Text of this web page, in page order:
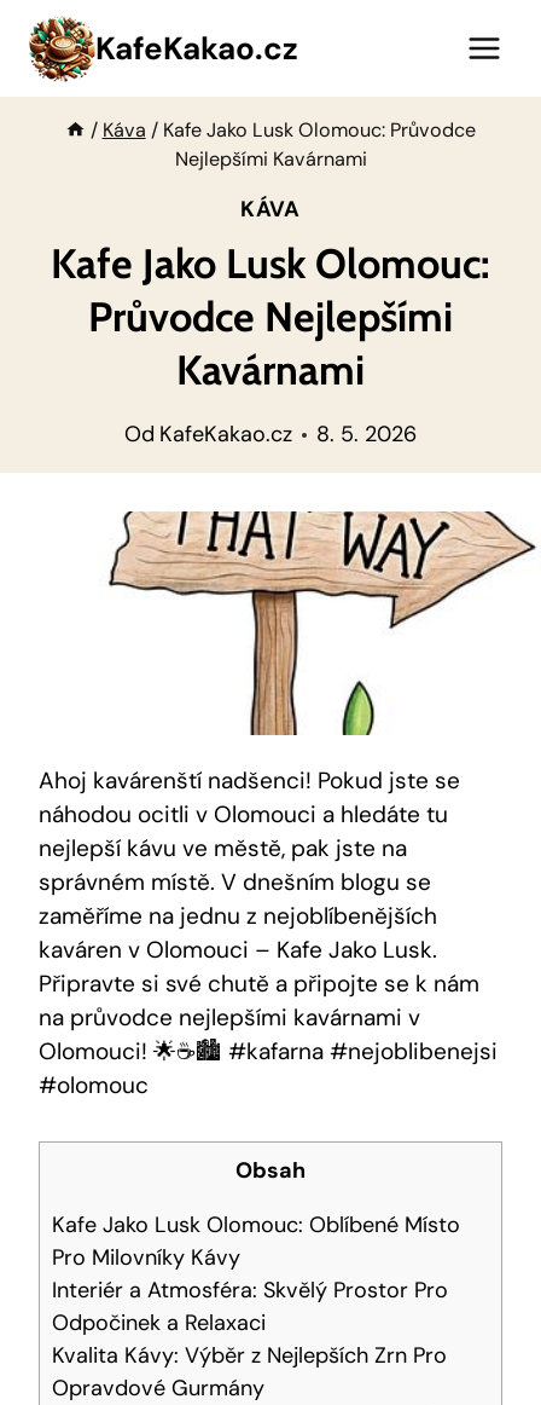
Přeskočit
obsah
KafeKakao.cz
/ Káva / Kafe Jako Lusk Olomouc: Průvodce
Nejlepšími Kavárnami
KÁVA
Kafe Jako Lusk Olomouc:
Průvodce Nejlepšími
Kavárnami
Od KafeKakao.cz 8. 5. 2026
Ahoj kavárenští nadšenci! Pokud jste ​se
náhodou ocitli v Olomouci a hledáte tu
nejlepší kávu ve městě, pak ‌jste na
správném místě. V dnešním blogu⁣ se
zaměříme na jednu z​ nejoblíbenějších
kaváren v Olomouci – Kafe Jako‌ Lusk.
Připravte si své chutě a připojte se k‌ nám
na ⁣průvodce nejlepšími kavárnami v
⁤Olomouci! ⁢🌟☕️🏙️ #kafarna #nejoblibenejsi
#olomouc
Obsah
Kafe Jako Lusk Olomouc: Oblíbené⁢ Místo
Pro Milovníky Kávy
Interiér a Atmosféra: Skvělý Prostor‍ Pro
Odpočinek a Relaxaci
Kvalita Kávy:⁣ Výběr z Nejlepších Zrn Pro
Opravdové‍ Gurmány